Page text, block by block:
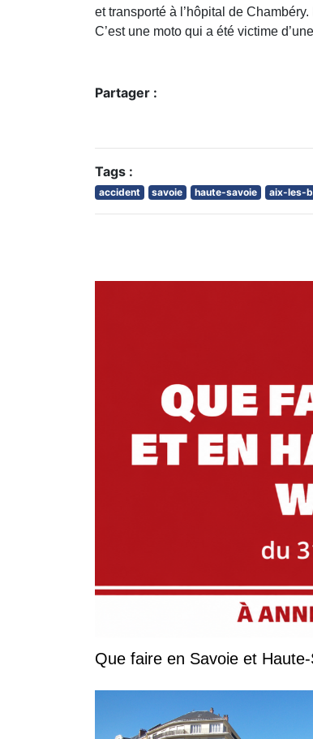
et transporté à l’hôpital de
C’est une moto qui a été victime
Partager :
Tags :
accident savoie haute-savoie aix-les-